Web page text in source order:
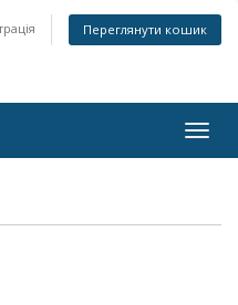
Переглянути кошик